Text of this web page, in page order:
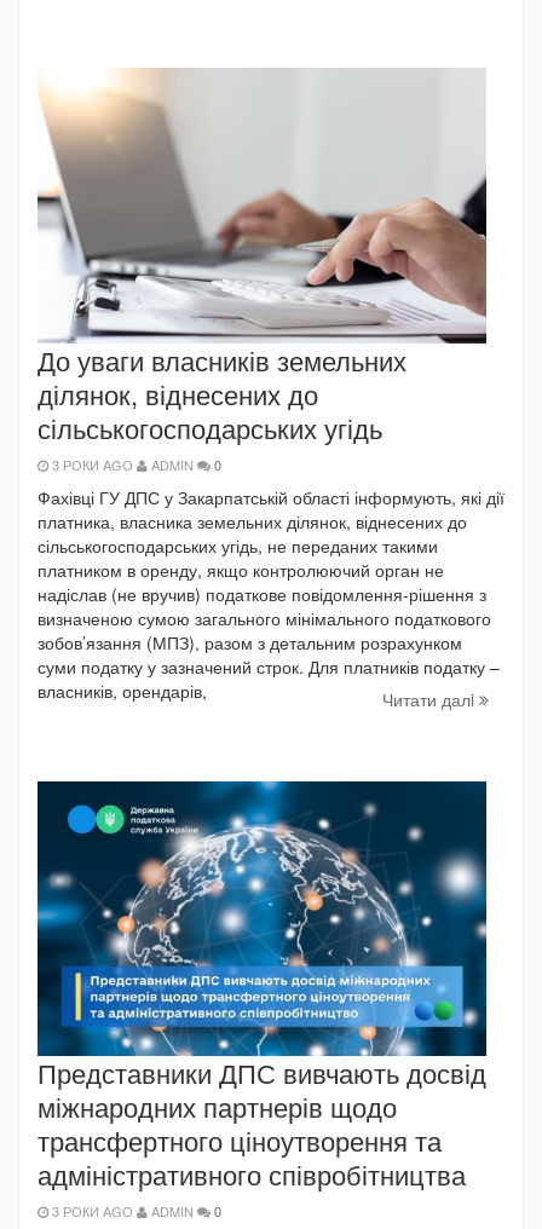
До уваги власників земельних
ділянок, віднесених до
сільськогосподарських угідь
3 РОКИ AGO ADMIN 0
Фахівці ГУ ДПС у Закарпатській області інформують, які дії
платника, власника земельних ділянок, віднесених до
сільськогосподарських угідь, не переданих такими
платником в оренду, якщо контролюючий орган не
надіслав (не вручив) податкове повідомлення-рішення з
визначеною сумою загального мінімального податкового
зобов’язання (МПЗ), разом з детальним розрахунком
суми податку у зазначений строк. Для платників податку –
власників, орендарів,
Читати далi
Представники ДПС вивчають досвід
міжнародних партнерів щодо
трансфертного ціноутворення та
адміністративного співробітництва
3 РОКИ AGO ADMIN 0